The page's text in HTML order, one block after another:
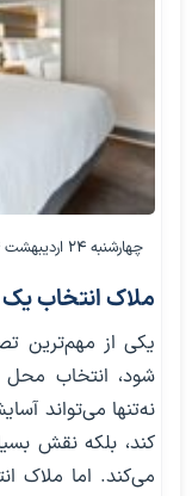
چهارشنبه ۲۴ اردیبهشت ۱۴۰۴
ملاک انتخاب
یکی از مهم‌ترین
شود، انتخاب
نه‌تنها می‌تواند
کند، بلکه نقش
می‌کند. اما ملاک